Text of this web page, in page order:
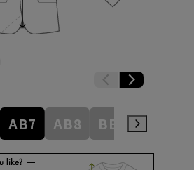
AB7 AB8 BE3 BE4